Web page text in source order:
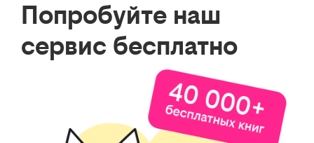
Попробуйте наш
сервис бесплатно